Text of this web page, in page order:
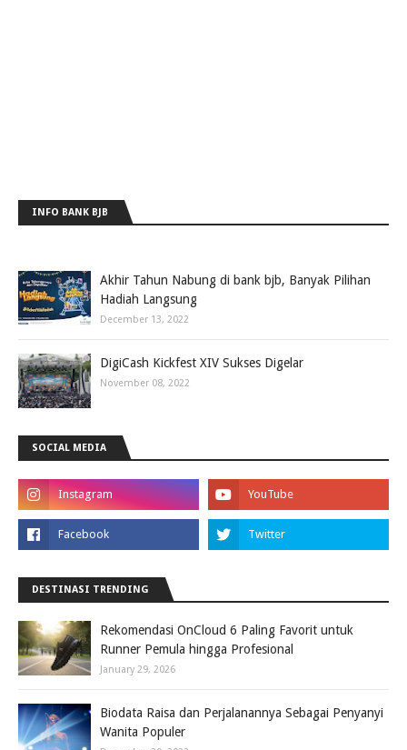
INFO BANK BJB
Akhir Tahun Nabung di bank bjb, Banyak Pilihan
Hadiah Langsung
December 13, 2022
DigiCash Kickfest XIV Sukses Digelar
November 08, 2022
SOCIAL MEDIA
DESTINASI TRENDING
Rekomendasi OnCloud 6 Paling Favorit untuk
Runner Pemula hingga Profesional
January 29, 2026
Biodata Raisa dan Perjalanannya Sebagai Penyanyi
Wanita Populer